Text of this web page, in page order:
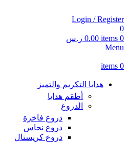
Login / Register
0
0
items
0.00 ر.س
Menu
0
items
هدايا التكريم والتميز
أطقم هدايا
الدروع
دروع فاخرة
دروع نحاس
دروع كريستال